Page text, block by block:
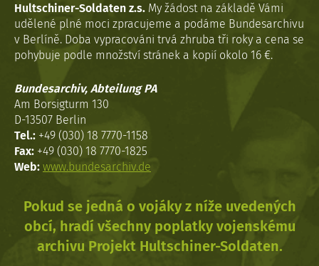
Hultschiner-Soldaten z.s. My žádost na základě Vámi
udělené plné moci zpracujeme a podáme Bundesarchivu
v Berlíně. Doba vypracováni trvá zhruba tři roky a cena se
pohybuje podle množství stránek a kopií okolo 16 €.
Bundesarchiv, Abteilung PA
Am Borsigturm 130
D-13507 Berlin
Tel.: +49 (030) 18 7770-1158
Fax: +49 (030) 18 7770-1825
Web: www.bundesarchiv.de
Pokud se jedná o vojáky z níže uvedených
obcí, hradí všechny poplatky vojenskému
archivu Projekt Hultschiner-Soldaten.